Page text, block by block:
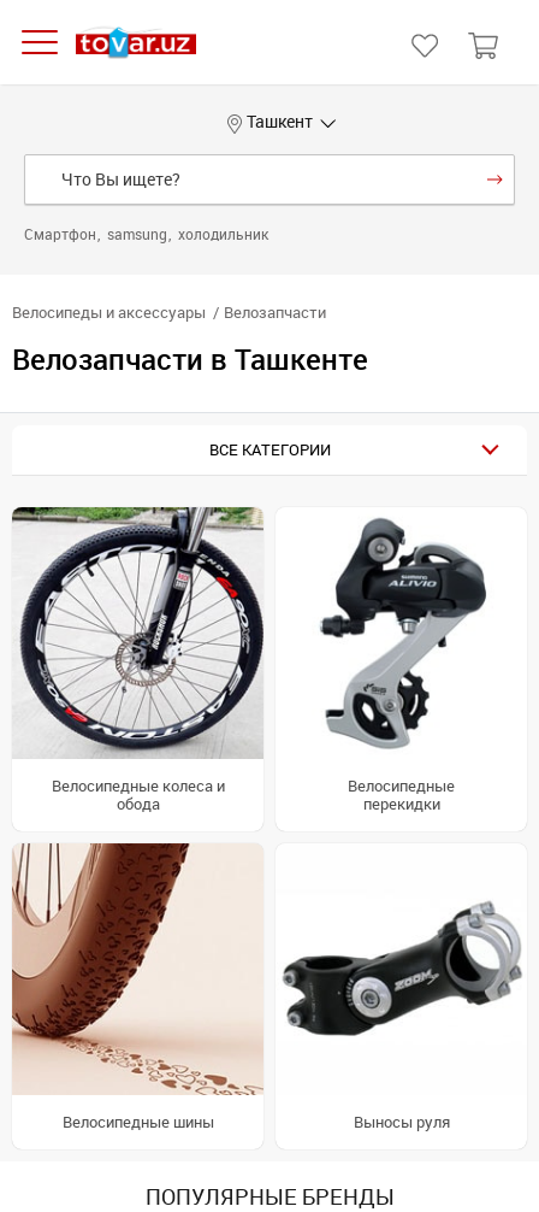
Ташкент
Смартфон samsung холодильник
Велосипеды и аксессуары Велозапчасти
Велозапчасти в Ташкенте
ВСЕ КАТЕГОРИИ
Велосипедные колеса и
обода
Велосипедные
перекидки
Велосипедные шины Выносы руля
ПОПУЛЯРНЫЕ БРЕНДЫ